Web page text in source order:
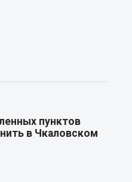
пунктов
в Чкаловском